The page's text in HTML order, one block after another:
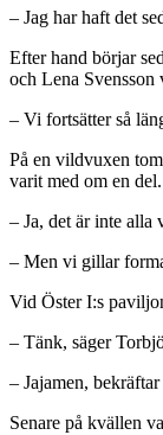
– Jag har haft det
Efter hand börjar
och Lena Svensson
– Vi fortsätter så
På en vildvuxen
varit med om en del.
– Ja, det är inte alla
– Men vi gillar
Vid Öster I:s
– Tänk, säger
– Jajamen,
Senare på kvällen